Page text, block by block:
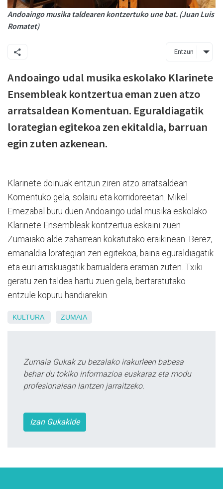
Andoaingo musika taldearen kontzertuko une bat. (Juan Luis
Romatet)
Entzun
Andoaingo udal musika eskolako Klarinete
Ensembleak kontzertua eman zuen atzo
arratsaldean Komentuan. Eguraldiagatik
lorategian egitekoa zen ekitaldia, barruan
egin zuten azkenean.
Klarinete doinuak entzun ziren atzo arratsaldean
Komentuko gela, solairu eta korridoreetan. Mikel
Emezabal buru duen Andoaingo udal musika eskolako
Klarinete Ensembleak kontzertua eskaini zuen
Zumaiako alde zaharrean kokatutako eraikinean. Berez,
emanaldia lorategian zen egitekoa, baina eguraldiagatik
eta euri arriskuagatik barrualdera eraman zuten. Txiki
geratu zen taldea hartu zuen gela, bertaratutako
entzule kopuru handiarekin.
KULTURA ZUMAIA
Zumaia Gukak zu bezalako irakurleen babesa
behar du tokiko informazioa euskaraz eta modu
profesionalean lantzen jarraitzeko.
Izan Gukakide